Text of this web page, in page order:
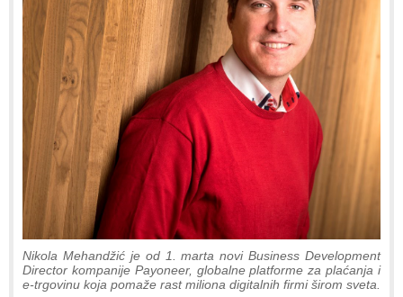
Nikola Mehandžić je od 1. marta novi Business Development
Director kompanije Payoneer, globalne platforme za plaćanja i
e-trgovinu koja pomaže rast miliona digitalnih firmi širom sveta.